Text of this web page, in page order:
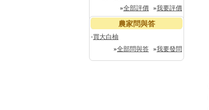
»全部評價 »我要評價
農家問與答
‧買大白柚
»全部問與答 »我要發問